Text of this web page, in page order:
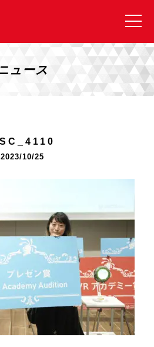
パートコース
ェッショナル
ス》
コース説明
ミング講座
ュース
2023/10/25